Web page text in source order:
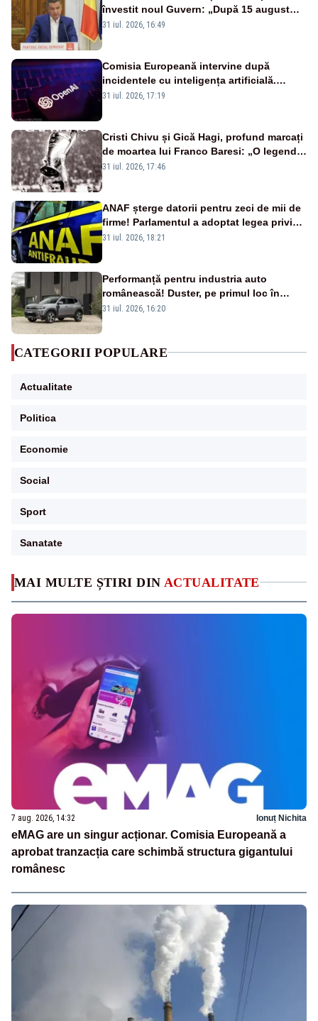
MAI MULTE ȘTIRI DIN ACTUALITATE
7 aug. 2026, 14:32 Ionuț Nichita
eMAG are un singur acționar. Comisia Europeană a
aprobat tranzacția care schimbă structura gigantului
românesc
învestit noul Guvern: „După 15 august
sunt șanse mai mari”
31 iul. 2026, 16:49
Comisia Europeană intervine după
incidentele cu inteligența artificială.
OpenAI și Anthropic, vizate
31 iul. 2026, 17:19
Cristi Chivu și Gică Hagi, profund marcați
de moartea lui Franco Baresi: „O legendă
a fotbalului mondial”
31 iul. 2026, 17:46
ANAF șterge datorii pentru zeci de mii de
firme! Parlamentul a adoptat legea privind
amnistia fiscală
31 iul. 2026, 18:21
Performanță pentru industria auto
românească! Duster, pe primul loc în
topul vânzărilor din Ucraina
31 iul. 2026, 16:20
CATEGORII POPULARE
Actualitate
Politica
Economie
Social
Sport
Sanatate